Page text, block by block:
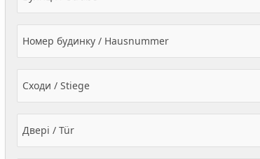
Номер будинку / Hausnummer
Сходи / Stiege
Двері / Tür